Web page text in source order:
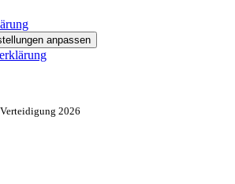
anpassen
2026